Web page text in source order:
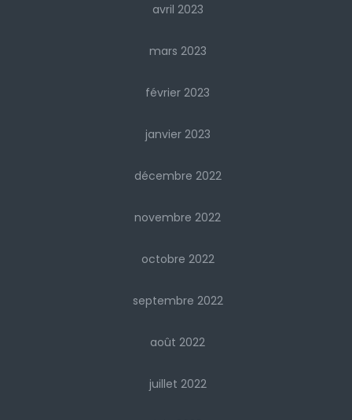
avril 2023
mars 2023
février 2023
janvier 2023
décembre 2022
novembre 2022
octobre 2022
septembre 2022
août 2022
juillet 2022